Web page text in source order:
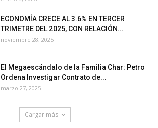
ECONOMÍA CRECE AL 3.6% EN TERCER
TRIMETRE DEL 2025, CON RELACIÓN...
noviembre 28, 2025
El Megaescándalo de la Familia Char: Petro
Ordena Investigar Contrato de...
marzo 27, 2025
Cargar más